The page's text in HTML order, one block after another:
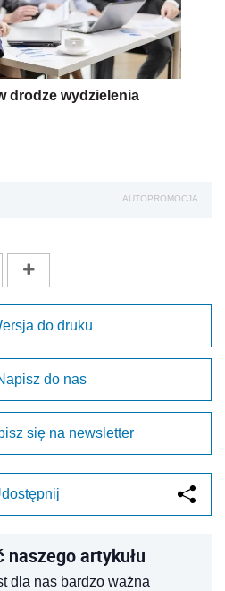
drodze wydzielenia
AUTOPROMOCJA
do druku
do nas
się na newsletter
naszego artykułu
dla nas bardzo ważna